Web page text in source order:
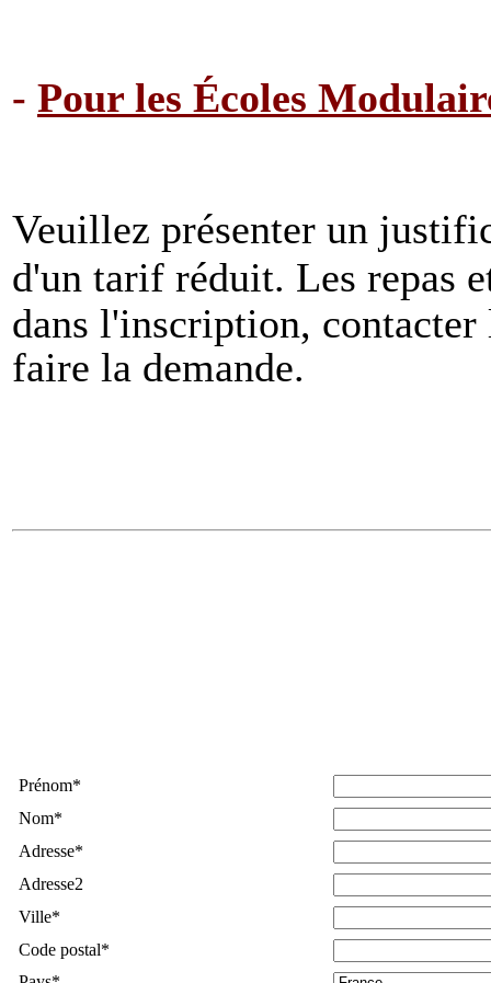
- Pour les Écoles
Veuillez présenter un
d'un tarif réduit. Les repas
dans l'inscription,
faire la demande.
Prénom*
Nom*
Adresse*
Adresse2
Ville*
Code postal*